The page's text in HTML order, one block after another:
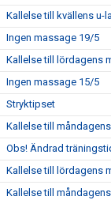
Kallelse till kvällens u-
Ingen massage 19/5
Kallelse till lördagens
Ingen massage 15/5
Stryktipset
Kallelse till
Obs! Ändrad
Kallelse till lördagens
Kallelse till